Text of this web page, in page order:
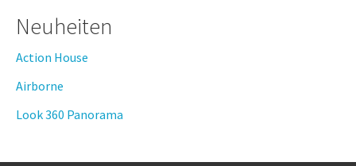
Neuheiten
Action House
Airborne
Look 360 Panorama